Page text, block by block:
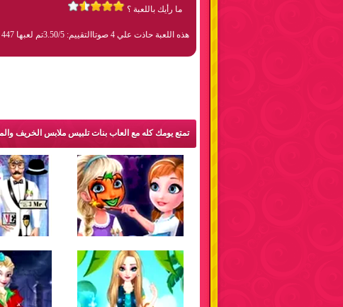
ما رأيك باللعبة ؟
هذه اللعبة حاذت علي 4 صوتا التقييم: 3.50/5 تم لعبها 447 مره
تمتع يومك كله مع العاب بنات تلبيس ملابس الخريف